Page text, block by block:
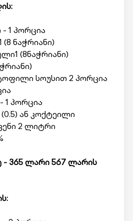
1 პორცია
(8 ნაჭრიანი)
(8ნაჭრიანი)
სოუსით 2 პორცია
1 პორცია
ან კოქტეილი
2 ლიტრი
- 365 ლარი 567 ლარის